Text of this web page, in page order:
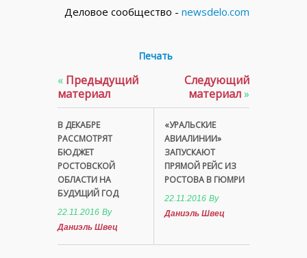
Деловое сообщество - newsdelo.com
Печать
« Предыдущий
материал
В ДЕКАБРЕ
РАССМОТРЯТ
БЮДЖЕТ
РОСТОВСКОЙ
ОБЛАСТИ НА
БУДУЩИЙ ГОД
22.11.2016 By
Даниэль Швец
Следующий
материал»
«УРАЛЬСКИЕ
АВИАЛИНИИ»
ЗАПУСКАЮТ
ПРЯМОЙ РЕЙС ИЗ
РОСТОВА В ГЮМРИ
22.11.2016 By
Даниэль Швец